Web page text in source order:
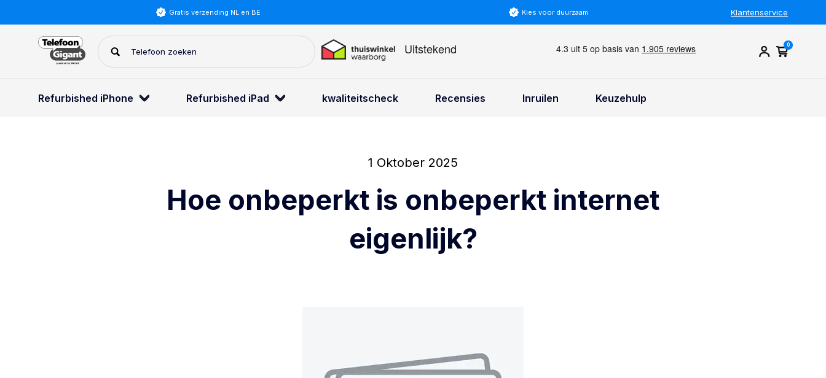
Gratis verzending NL en BE Kies voor duurzaam Klantenservice
0
Refurbished iPhone Refurbished iPad kwaliteitscheck Recensies Inruilen Keuzehulp
1 Oktober 2025
Hoe onbeperkt is onbeperkt internet
eigenlijk?